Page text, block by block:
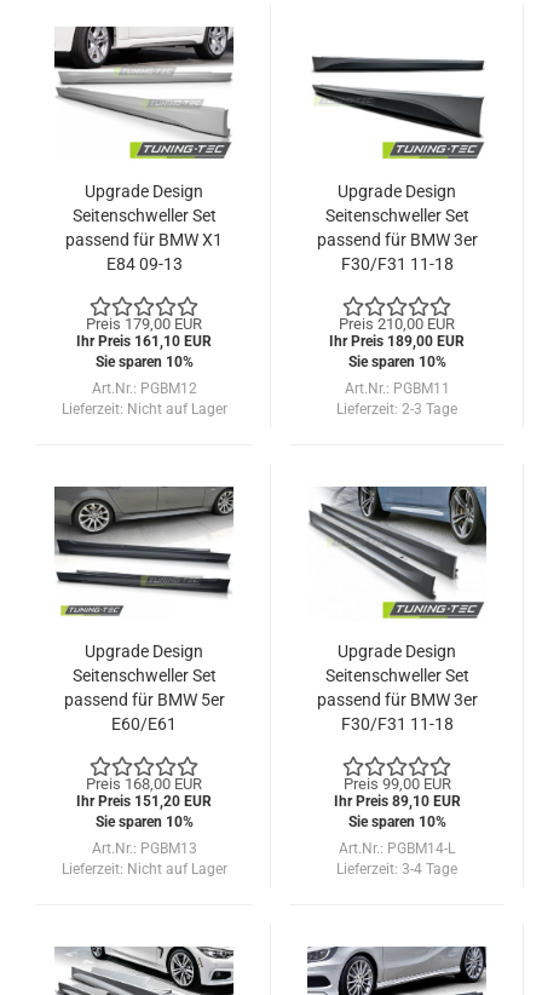
Upgrade Design
Seitenschweller Set
passend für BMW X1
E84 09-13
Preis 179,00 EUR
Ihr Preis 161,10 EUR
Sie sparen 10%
Art.Nr.: PGBM12
Lieferzeit: Nicht auf Lager
Upgrade Design
Seitenschweller Set
passend für BMW 3er
F30/F31 11-18
Preis 210,00 EUR
Ihr Preis 189,00 EUR
Sie sparen 10%
Art.Nr.: PGBM11
Lieferzeit: 2-3 Tage
Upgrade Design
Seitenschweller Set
passend für BMW 5er
E60/E61
10
Preis 168,00 EUR
Ihr Preis 151,20 EUR
Sie sparen 10%
Art.Nr.: PGBM13
Lieferzeit: Nicht auf Lager
Upgrade Design
Seitenschweller Set
passend für BMW 3er
F30/F31 11-18
Preis 99,00 EUR
Ihr Preis 89,10 EUR
Sie sparen 10%
Art.Nr.: PGBM14-L
Lieferzeit: 3-4 Tage